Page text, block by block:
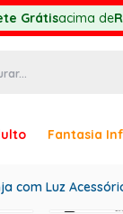
Grátisacima de
Fantasia
com Luz
princesa